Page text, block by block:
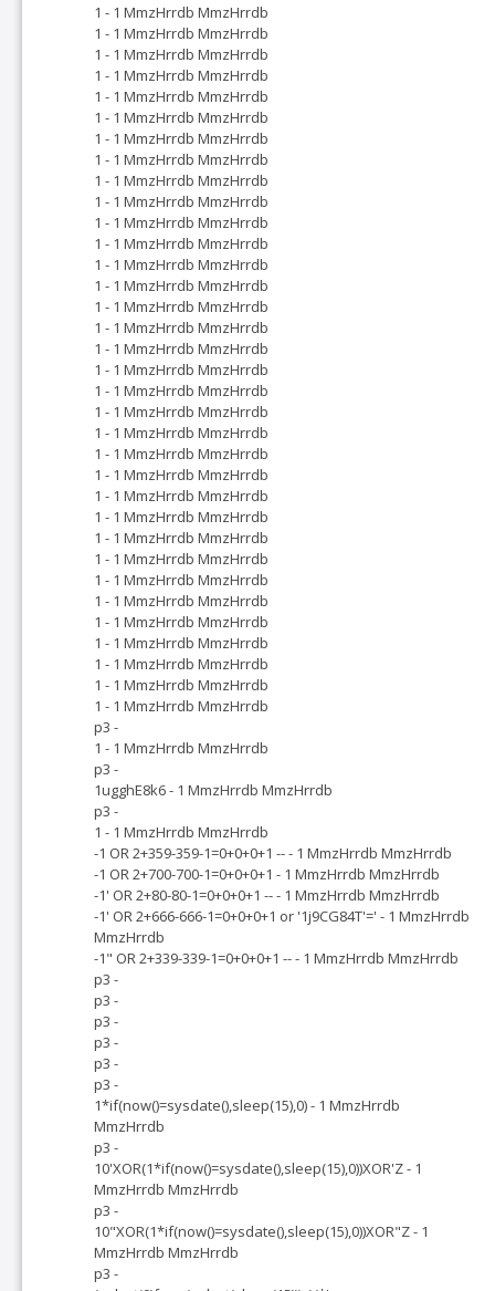
1 - 1 MmzHrrdb MmzHrrdb
1 - 1 MmzHrrdb MmzHrrdb
1 - 1 MmzHrrdb MmzHrrdb
1 - 1 MmzHrrdb MmzHrrdb
1 - 1 MmzHrrdb MmzHrrdb
1 - 1 MmzHrrdb MmzHrrdb
1 - 1 MmzHrrdb MmzHrrdb
1 - 1 MmzHrrdb MmzHrrdb
1 - 1 MmzHrrdb MmzHrrdb
1 - 1 MmzHrrdb MmzHrrdb
1 - 1 MmzHrrdb MmzHrrdb
1 - 1 MmzHrrdb MmzHrrdb
1 - 1 MmzHrrdb MmzHrrdb
1 - 1 MmzHrrdb MmzHrrdb
1 - 1 MmzHrrdb MmzHrrdb
1 - 1 MmzHrrdb MmzHrrdb
1 - 1 MmzHrrdb MmzHrrdb
1 - 1 MmzHrrdb MmzHrrdb
1 - 1 MmzHrrdb MmzHrrdb
1 - 1 MmzHrrdb MmzHrrdb
1 - 1 MmzHrrdb MmzHrrdb
1 - 1 MmzHrrdb MmzHrrdb
1 - 1 MmzHrrdb MmzHrrdb
1 - 1 MmzHrrdb MmzHrrdb
1 - 1 MmzHrrdb MmzHrrdb
1 - 1 MmzHrrdb MmzHrrdb
1 - 1 MmzHrrdb MmzHrrdb
1 - 1 MmzHrrdb MmzHrrdb
1 - 1 MmzHrrdb MmzHrrdb
1 - 1 MmzHrrdb MmzHrrdb
1 - 1 MmzHrrdb MmzHrrdb
1 - 1 MmzHrrdb MmzHrrdb
1 - 1 MmzHrrdb MmzHrrdb
1 - 1 MmzHrrdb MmzHrrdb
p3 -
1 - 1 MmzHrrdb MmzHrrdb
p3 -
1ugghE8k6 - 1 MmzHrrdb MmzHrrdb
p3 -
1 - 1 MmzHrrdb MmzHrrdb
-1 OR 2+359-359-1=0+0+0+1 -- - 1 MmzHrrdb MmzHrrdb
-1 OR 2+700-700-1=0+0+0+1 - 1 MmzHrrdb MmzHrrdb
-1' OR 2+80-80-1=0+0+0+1 -- - 1 MmzHrrdb MmzHrrdb
-1' OR 2+666-666-1=0+0+0+1 or '1j9CG84T'=' - 1 MmzHrrdb
MmzHrrdb
-1" OR 2+339-339-1=0+0+0+1 -- - 1 MmzHrrdb MmzHrrdb
p3 -
p3 -
p3 -
p3 -
p3 -
p3 -
1*if(now()=sysdate(),sleep(15),0) - 1 MmzHrrdb
MmzHrrdb
p3 -
10'XOR(1*if(now()=sysdate(),sleep(15),0))XOR'Z - 1
MmzHrrdb MmzHrrdb
p3 -
10"XOR(1*if(now()=sysdate(),sleep(15),0))XOR"Z - 1
MmzHrrdb MmzHrrdb
p3 -